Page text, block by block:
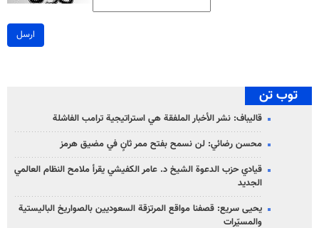
ارسل
توب تن
قاليباف: نشر الأخبار الملفقة هي استراتيجية ترامب الفاشلة
محسن رضائي: لن نسمح بفتح ممر ثانٍ في مضيق هرمز
قيادي حزب الدعوة الشيخ د. عامر الكفيشي يقرأ ملامح النظام العالمي
الجديد
يحيى سريع: قصفنا مواقع المرتزقة السعوديين بالصواريخ الباليستية
والمسيّرات